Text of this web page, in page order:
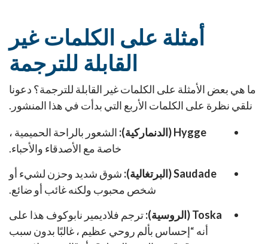
أمثلة على الكلمات غير
القابلة للترجمة
ما هي بعض الأمثلة على الكلمات غير القابلة للترجمة؟ دعونا
نلقي نظرة على الكلمات الأربع التي بدأت في هذا المنشور.
Hygge (الدنماركية):
الشعور بالراحة الحميمية ،
خاصة مع الأصدقاء والأحباء.
Saudade (البرتغالية):
شوق شديد وحزن لشيء أو
شخص محبوب ولكنه غائب أو ضائع.
Toska (الروسية):
ترجم فلاديمير نابوكوف هذا على
أنه “إحساس بألم روحي عظيم ، غالبًا بدون سبب